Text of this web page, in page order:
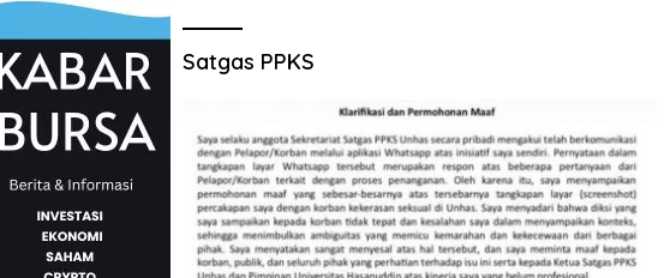
Satgas PPKS